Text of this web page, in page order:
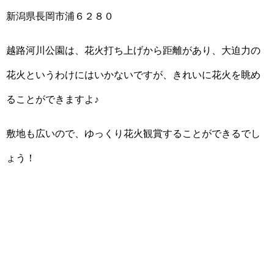
新潟県長岡市浦６２８０
越路河川公園は、花火打ち上げから距離があり、大迫力の
花火というわけにはいかないですが、きれいに花火を眺め
ることができますよ♪
敷地も広いので、ゆっくり花火観賞することができるでし
ょう！